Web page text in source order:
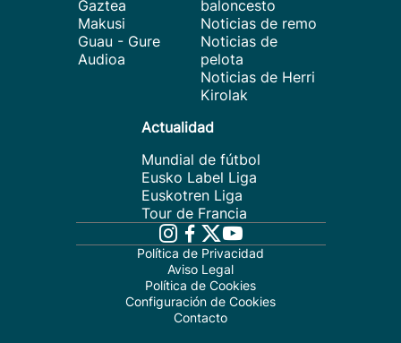
Gaztea
Makusi
Guau - Gure
Audioa
baloncesto
Noticias de remo
Noticias de
pelota
Noticias de Herri
Kirolak
Actualidad
Mundial de fútbol
Eusko Label Liga
Euskotren Liga
Tour de Francia
Política de Privacidad
Aviso Legal
Política de Cookies
Configuración de Cookies
Contacto